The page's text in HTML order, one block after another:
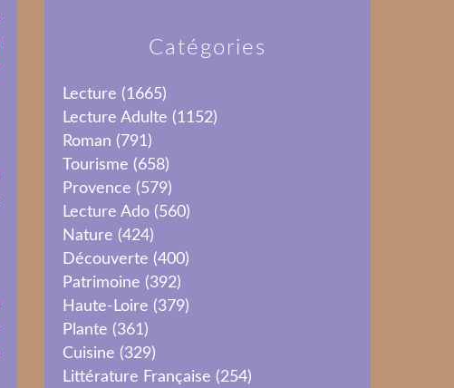
Catégories
Lecture (1665)
Lecture Adulte (1152)
Roman (791)
Tourisme (658)
Provence (579)
Lecture Ado (560)
Nature (424)
Découverte (400)
Patrimoine (392)
Haute-Loire (379)
Plante (361)
Cuisine (329)
Littérature Française (254)